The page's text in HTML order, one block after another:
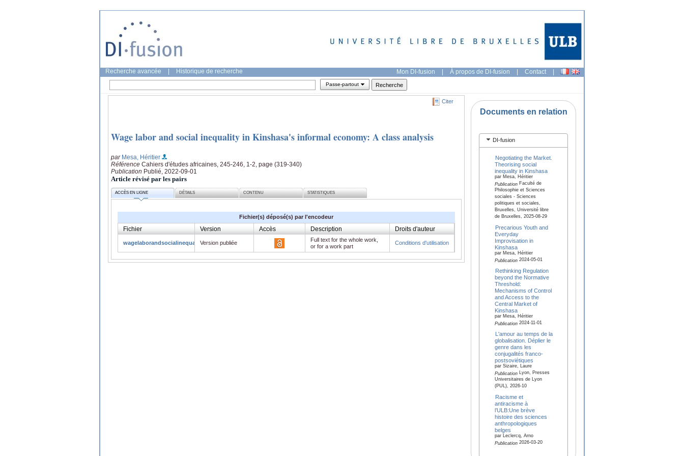
Recherche avancée Historique de recherche Mon DI-fusion | À propos de DI-fusion | Contact |
Passe-partout
Citer
Wage labor and social inequality in Kinshasa's informal economy: A class analysis
par Mesa, Héritier
Référence Cahiers d'études africaines, 245-246, 1-2, page (319-340)
Publication Publié, 2022-09-01
Article révisé par les pairs
ACCÈS EN LIGNE DÉTAILS CONTENU STATISTIQUES
Fichier(s) déposé(s) par l'encodeur
Fichier Version Accès Description Droits d'auteur
wagelaborandsocialinequalityKinshasa.pdf
Version publiée
Full text for the whole work,
or for a work part
Conditions d'utilisation
Documents en relation
DI-fusion
Negotiating the Market.
Theorising social
inequality in Kinshasa
par Mesa, Héritier
PublicationFaculté de
Philosophie et Sciences
sociales - Sciences
politiques et sociales,
Bruxelles, Université libre
de Bruxelles, 2025-08-29
Precarious Youth and
Everyday
Improvisation in
Kinshasa
par Mesa, Héritier
Publication2024-05-01
Rethinking Regulation
beyond the Normative
Threshold:
Mechanisms of Control
and Access to the
Central Market of
Kinshasa
par Mesa, Héritier
Publication2024-11-01
L'amour au temps de la
globalisation. Déplier le
genre dans les
conjugalités franco-
postsoviétiques
par Sizaire, Laure
PublicationLyon, Presses
Universitaires de Lyon
(PUL), 2026-10
Racisme et
antiracisme à
l’ULB:Une brève
histoire des sciences
anthropologiques
belges
par Leclercq, Arno
Publication2026-03-20